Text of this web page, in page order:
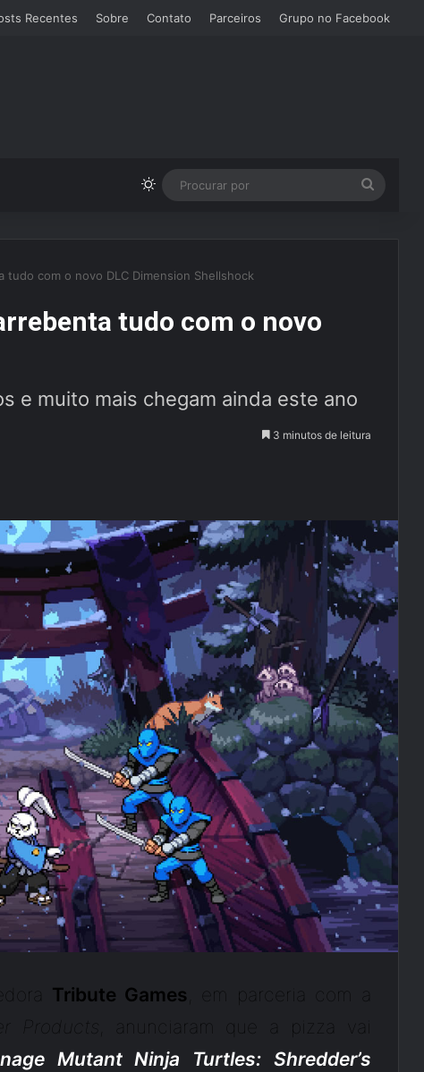
Recentes Sobre Contato Parceiros Grupo no Facebook
Switch skin
tudo com o novo DLC Dimension Shellshock
tudo com o novo
e muito mais chegam ainda este ano
3 minutos de leitura
Tribute Games , em parceria com a
Products
, anunciaram que a pizza vai
Mutant Ninja Turtles: Shredder’s